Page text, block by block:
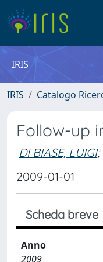
IRIS
IRIS Catalogo
Follow-up
DI BIASE, LUIGI;
2009-01-01
Scheda breve
Anno
2009